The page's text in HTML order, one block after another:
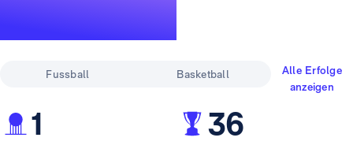
Fussball Basketball
Alle Erfolge
anzeigen
1 36